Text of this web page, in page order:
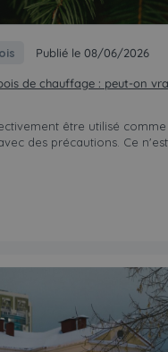
Publié le 08/06/2026
de chauffage : peut-on
être utilisé
des précautions. Ce